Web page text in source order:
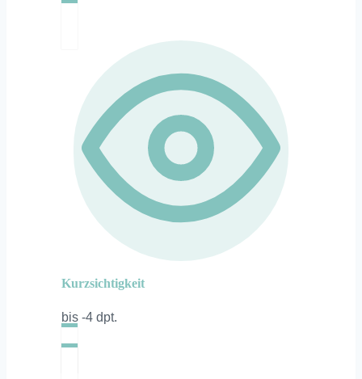
Kurzsichtigkeit
bis -4 dpt.